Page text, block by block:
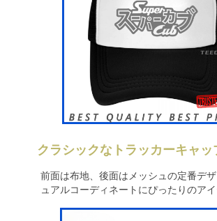
クラシックなトラッカーキャッ
前面は布地、後面はメッシュの定番デ
ュアルコーディネートにぴったりのア